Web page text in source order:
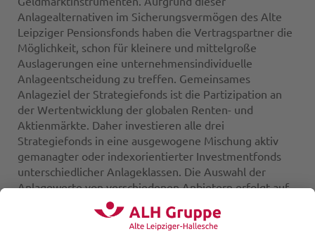
Anlagealternativen im Sicherungsvermögen des Alte
Leipziger Pensionsfonds haben die Vertragspartner die
Möglichkeit, schon für kleinere und mittelgroße
Auslagerungen eine unternehmensindividuelle
Anlageentscheidung zu treffen. Gemeinsames
Anlageziel der Strategiefonds ist die Partizipation an
der Wertentwicklung der globalen Renten- und
Aktienmärkte. Daher investieren alle drei
Strategiefonds in eine ausgewogene Mischung aktiv
gemanagter oder indexorientierter Investmentfonds
unterschiedlicher Anlageklassen. Die Auswahl der
Anlagewerte von verschiedenen Anbietern erfolgt auf
Basis von quantitativen und qualitativen
Einschätzungen der Anlagewerte durch die
Fondsmanager mit Fokus auf eine möglichst breite